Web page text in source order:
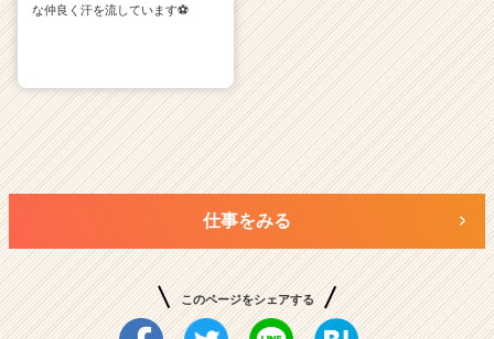
な仲良く汗を流しています⚽
仕事をみる
このページをシェアする